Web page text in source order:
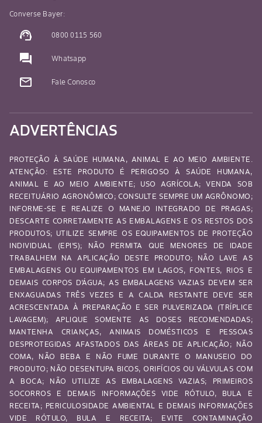
Converse Bayer:
support_agent 0800 0115 560
question_answer Whatsapp
mail_outline Fale Conosco
ADVERTÊNCIAS
PROTEÇÃO À SAÚDE HUMANA, ANIMAL E AO MEIO AMBIENTE.
ATENÇÃO: ESTE PRODUTO É PERIGOSO À SAÚDE HUMANA,
ANIMAL E AO MEIO AMBIENTE; USO AGRÍCOLA; VENDA SOB
RECEITUÁRIO AGRONÔMICO; CONSULTE SEMPRE UM AGRÔNOMO;
INFORME-SE E REALIZE O MANEJO INTEGRADO DE PRAGAS;
DESCARTE CORRETAMENTE AS EMBALAGENS E OS RESTOS DOS
PRODUTOS; UTILIZE SEMPRE OS EQUIPAMENTOS DE PROTEÇÃO
INDIVIDUAL (EPI’S); NÃO PERMITA QUE MENORES DE IDADE
TRABALHEM NA APLICAÇÃO DESTE PRODUTO; NÃO LAVE AS
EMBALAGENS OU EQUIPAMENTOS EM LAGOS, FONTES, RIOS E
DEMAIS CORPOS D’ÁGUA; AS EMBALAGENS VAZIAS DEVEM SER
ENXAGUADAS TRÊS VEZES E A CALDA RESTANTE DEVE SER
ACRESCENTADA À PREPARAÇÃO E SER PULVERIZADA (TRÍPLICE
LAVAGEM); APLIQUE SOMENTE AS DOSES RECOMENDADAS;
MANTENHA CRIANÇAS, ANIMAIS DOMÉSTICOS E PESSOAS
DESPROTEGIDAS AFASTADOS DAS ÁREAS DE APLICAÇÃO; NÃO
COMA, NÃO BEBA E NÃO FUME DURANTE O MANUSEIO DO
PRODUTO; NÃO DESENTUPA BICOS, ORIFÍCIOS OU VÁLVULAS COM
A BOCA; NÃO UTILIZE AS EMBALAGENS VAZIAS; PRIMEIROS
SOCORROS E DEMAIS INFORMAÇÕES VIDE RÓTULO, BULA E
RECEITA; PERICULOSIDADE AMBIENTAL E DEMAIS INFORMAÇÕES
VIDE RÓTULO, BULA E RECEITA; EVITE CONTAMINAÇÃO